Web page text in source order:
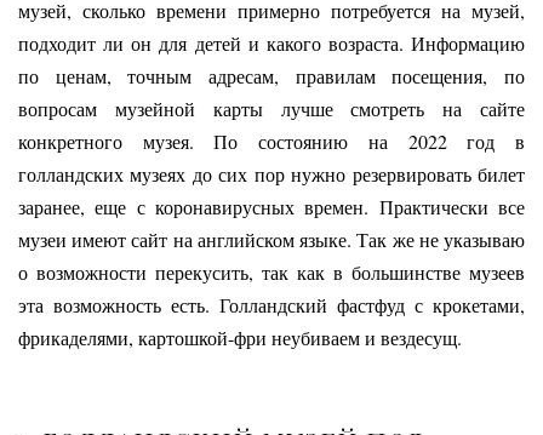
музей, сколько времени примерно потребуется на музей,
подходит ли он для детей и какого возраста. Информацию
по ценам, точным адресам, правилам посещения, по
вопросам музейной карты лучше смотреть на сайте
конкретного музея. По состоянию на 2022 год в
голландских музеях до сих пор нужно резервировать билет
заранее, еще с коронавирусных времен. Практически все
музеи имеют сайт на английском языке. Так же не указываю
о возможности перекусить, так как в большинстве музеев
эта возможность есть. Голландский фастфуд с крокетами,
фрикаделями, картошкой-фри неубиваем и вездесущ.